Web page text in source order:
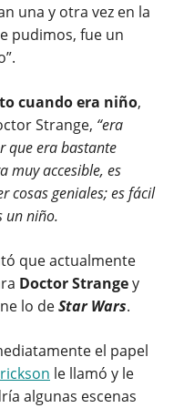
una y otra vez en la
pudimos, fue un
cuando era niño,
Strange, “era
que era bastante
muy accesible, es
cosas geniales; es fácil
un niño.
que actualmente
Doctor Strangey
lo deStar Wars.
el papel
le llamó y le
algunas escenas